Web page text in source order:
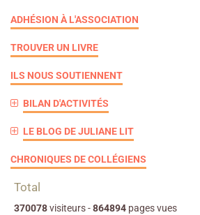
ADHÉSION À L'ASSOCIATION
TROUVER UN LIVRE
ILS NOUS SOUTIENNENT
BILAN D'ACTIVITÉS
LE BLOG DE JULIANE LIT
CHRONIQUES DE COLLÉGIENS
Total
370078visiteurs -864894 pages vues